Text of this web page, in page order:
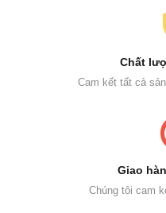
Chất
Cam kết tất cả
Giao
Chúng tôi cam